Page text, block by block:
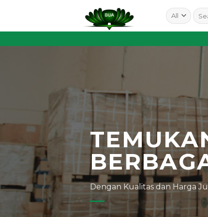
content
Dengan Kualitas dan Harga